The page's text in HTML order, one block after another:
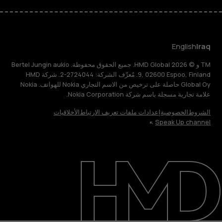
حول
الدعم
Iraq
Iraq
English
TM و © 2026 HMD Global. جميع الحقوق محفوظة. Bertel Jungin aukio
9, 02600 Espoo, Finland. مُعرِّف الشركة: 2724044-2. شركة HMD
Global Oy حاصلة على ترخيص من الاسم التجاري Nokia للهواتف. Nokia
علامة تجارية مسجلة باسم شركة Nokia Corporation.
الشروطالخصوصيةإعدادات ملفات تعريف الارتباطالأخلاقيات
Speak Up channel